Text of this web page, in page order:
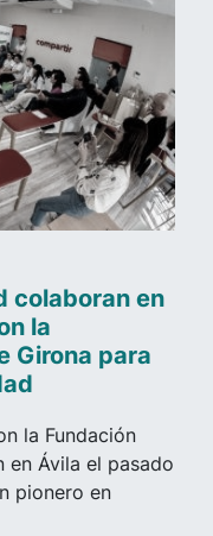
colaboran en
la
Girona para
la Fundación
en Ávila el pasado
pionero en